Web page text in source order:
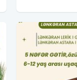
rəhbərlik